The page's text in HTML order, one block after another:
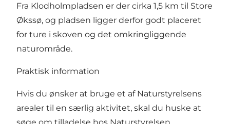
Fra Klodholmpladsen er der cirka 1,5 km til Store
Økssø, og pladsen ligger derfor godt placeret
for ture i skoven og det omkringliggende
naturområde.
Praktisk information
Hvis du ønsker at bruge et af Naturstyrelsens
arealer til en særlig aktivitet, skal du huske at
søge om tilladelse hos Naturstyrelsen